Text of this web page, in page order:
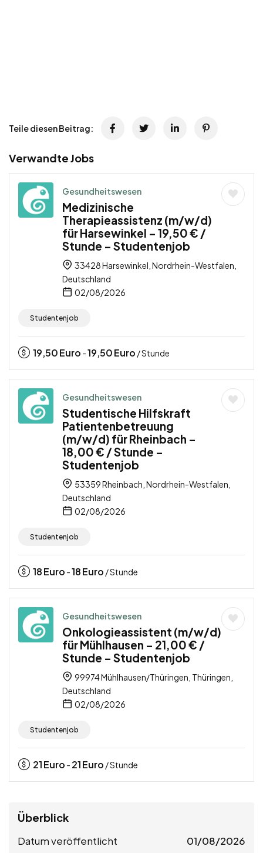
Teile diesen Beitrag:
Verwandte Jobs
Gesundheitswesen
Medizinische
Therapieassistenz (m/w/d)
für Harsewinkel – 19,50 € /
Stunde – Studentenjob
33428 Harsewinkel, Nordrhein-Westfalen,
Deutschland
02/08/2026
Studentenjob
19,50Euro -19,50Euro / Stunde
Gesundheitswesen
Studentische Hilfskraft
Patientenbetreuung
(m/w/d) für Rheinbach –
18,00 € / Stunde –
Studentenjob
53359 Rheinbach, Nordrhein-Westfalen,
Deutschland
02/08/2026
Studentenjob
18Euro -18Euro / Stunde
Gesundheitswesen
Onkologieassistent (m/w/d)
für Mühlhausen – 21,00 € /
Stunde – Studentenjob
99974 Mühlhausen/Thüringen, Thüringen,
Deutschland
02/08/2026
Studentenjob
21Euro - 21Euro / Stunde
Überblick
Datum veröffentlicht 01/08/2026